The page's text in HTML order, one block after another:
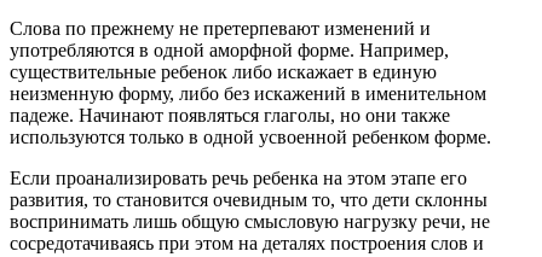
Слова по прежнему не претерпевают изменений и
употребляются в одной аморфной форме. Например,
существительные ребенок либо искажает в единую
неизменную форму, либо без искажений в именительном
падеже. Начинают появляться глаголы, но они также
используются только в одной усвоенной ребенком форме.
Если проанализировать речь ребенка на этом этапе его
развития, то становится очевидным то, что дети склонны
воспринимать лишь общую смысловую нагрузку речи, не
сосредотачиваясь при этом на деталях построения слов и